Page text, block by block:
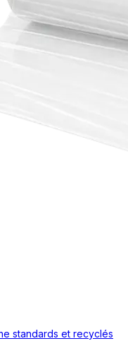
standards et recyclés